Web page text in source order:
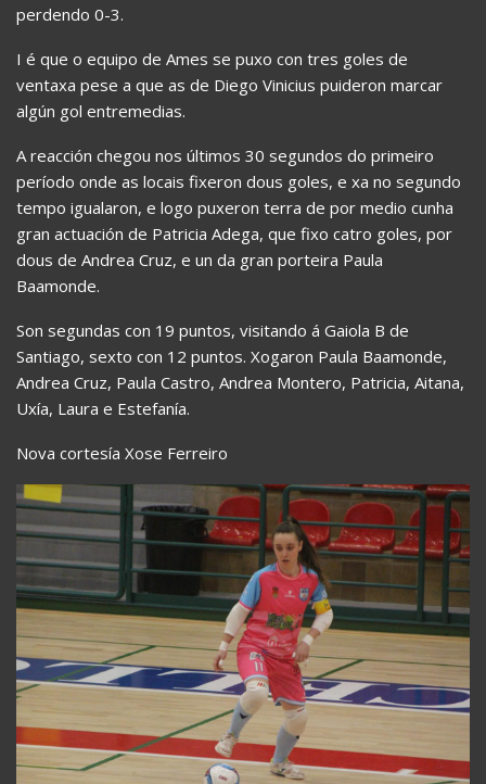
perdendo 0-3.
I é que o equipo de Ames se puxo con tres goles de
ventaxa pese a que as de Diego Vinicius puideron marcar
algún gol entremedias.
A reacción chegou nos últimos 30 segundos do primeiro
período onde as locais fixeron dous goles, e xa no segundo
tempo igualaron, e logo puxeron terra de por medio cunha
gran actuación de Patricia Adega, que fixo catro goles, por
dous de Andrea Cruz, e un da gran porteira Paula
Baamonde.
Son segundas con 19 puntos, visitando á Gaiola B de
Santiago, sexto con 12 puntos. Xogaron Paula Baamonde,
Andrea Cruz, Paula Castro, Andrea Montero, Patricia, Aitana,
Uxía, Laura e Estefanía.
Nova cortesía Xose Ferreiro